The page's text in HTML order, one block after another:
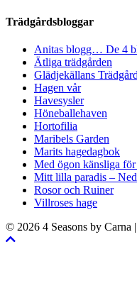
Trädgårdsbloggar
Anitas blogg… De 4
Ätliga trädgården
Glädjekällans Trädgård
Hagen vår
Havesysler
Höneballehaven
Hortofilia
Maribels Garden
Marits hagedagbok
Med ögon känsliga
Mitt lilla paradis –
Rosor och Ruiner
Villroses hage
© 2026 4 Seasons by Carna |
Skrolla